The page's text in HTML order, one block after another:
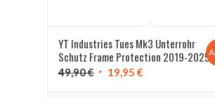
YT Industries Tues Mk3 Unterrohr
Schutz Frame Protection 2019-2025
49,90€ Ursprünglicher
19,95 €